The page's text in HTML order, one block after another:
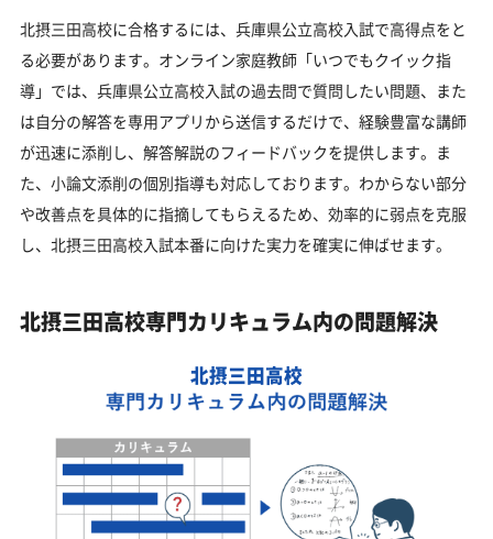
北摂三田高校に合格するには、兵庫県公立高校入試で高得点をと
る必要があります。オンライン家庭教師「いつでもクイック指
導」では、兵庫県公立高校入試の過去問で質問したい問題、また
は自分の解答を専用アプリから送信するだけで、経験豊富な講師
が迅速に添削し、解答解説のフィードバックを提供します。ま
た、小論文添削の個別指導も対応しております。わからない部分
や改善点を具体的に指摘してもらえるため、効率的に弱点を克服
し、北摂三田高校入試本番に向けた実力を確実に伸ばせます。
北摂三田高校専門カリキュラム内の問題解決
北摂三田高校